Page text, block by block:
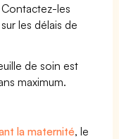
les
les délais de
de soin est
maximum.
la maternité, le